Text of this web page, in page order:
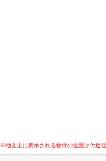
※地図上に表示される物件の位置は付近